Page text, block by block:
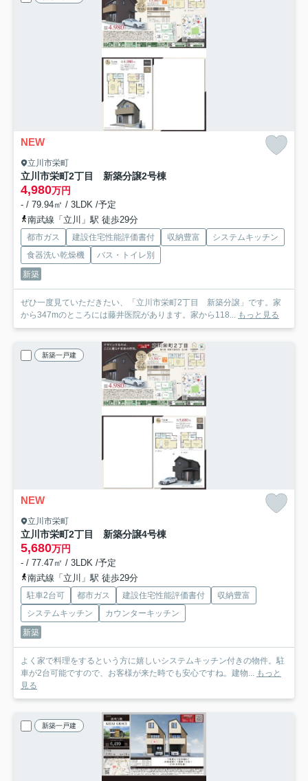
NEW
立川市栄町
立川市栄町2丁目 新築分譲2号棟
4,980万円
- / 79.94㎡ / 3LDK /予定
南武線「立川」駅 徒歩29分
都市ガス 建設住宅性能評価書付 収納豊富
システムキッチン
食器洗い乾燥機
バス・トイレ別
新築
ぜひ一度見ていただきたい、「立川市栄町2丁目 新築分譲」です。家
から347mのところには藤井医院があります。家から118... もっと見る
新築一戸建
NEW
立川市栄町
立川市栄町2丁目 新築分譲4号棟
5,680万円
- / 77.47㎡ / 3LDK /予定
南武線「立川」駅 徒歩29分
駐車2台可 都市ガス 建設住宅性能評価書付
収納豊富
システムキッチン
カウンターキッチン
新築
よく家で料理をするという方に嬉しいシステムキッチン付きの物件。駐
車が2台可能ですので、お客様が来た時でも安心ですね。建物... もっと
見る
新築一戸建